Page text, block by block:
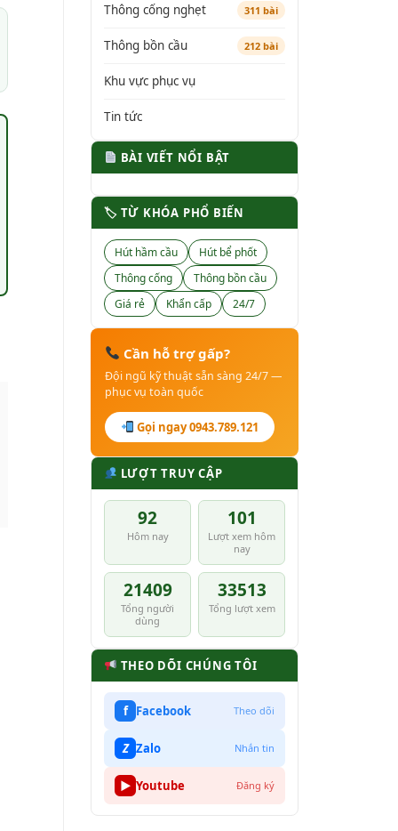
Thông cống nghẹt 311 bài
Thông bồn cầu 212 bài
Khu vực phục vụ
Tin tức
BÀI VIẾT NỔI BẬT
🏷 TỪ KHÓA PHỔ BIẾN
Hút hầm cầu
Hút bể phốt
Thông cống
Thông bồn cầu
Giá rẻ
Khẩn cấp 24/7
Cần hỗ trợ gấp?
Đội ngũ kỹ thuật sẵn sàng 24/7 —
phục vụ toàn quốc
Gọi ngay 0943.789.121
LƯỢT TRUY CẬP
92
Hôm nay
101
Lượt xem hôm
nay
21409
Tổng người
dùng
33513
Tổng lượt xem
THEO DÕI CHÚNG TÔI
f Facebook Theo dõi
Z Zalo Nhắn tin
▶ Youtube Đăng ký